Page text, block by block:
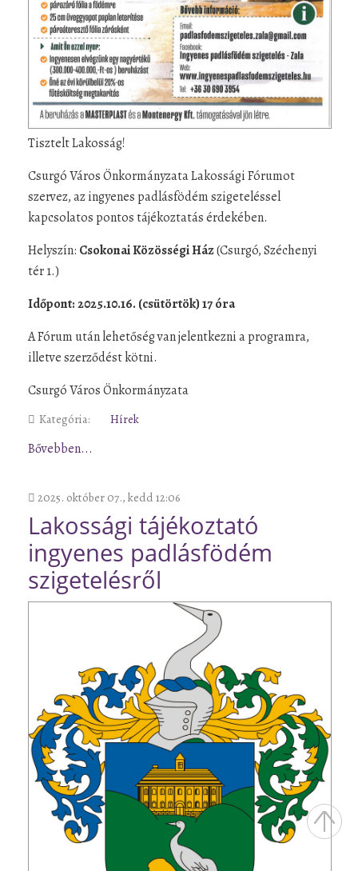
Tisztelt Lakosság!
Csurgó Város Önkormányzata Lakossági Fórumot
szervez, az ingyenes padlásfödém szigeteléssel
kapcsolatos pontos tájékoztatás érdekében.
Helyszín: CsokonaiKözösségi Ház(Csurgó, Széchenyi
tér 1.)
Időpont: 2025.10.16. (csütörtök) 17 óra
A Fórum után lehetőség van jelentkezni a programra,
illetve szerződést kötni.
Csurgó Város Önkormányzata
Kategória: Hírek
Bővebben...
2025. október 07., kedd 12:06
Lakossági tájékoztató
ingyenes padlásfödém
szigetelésről